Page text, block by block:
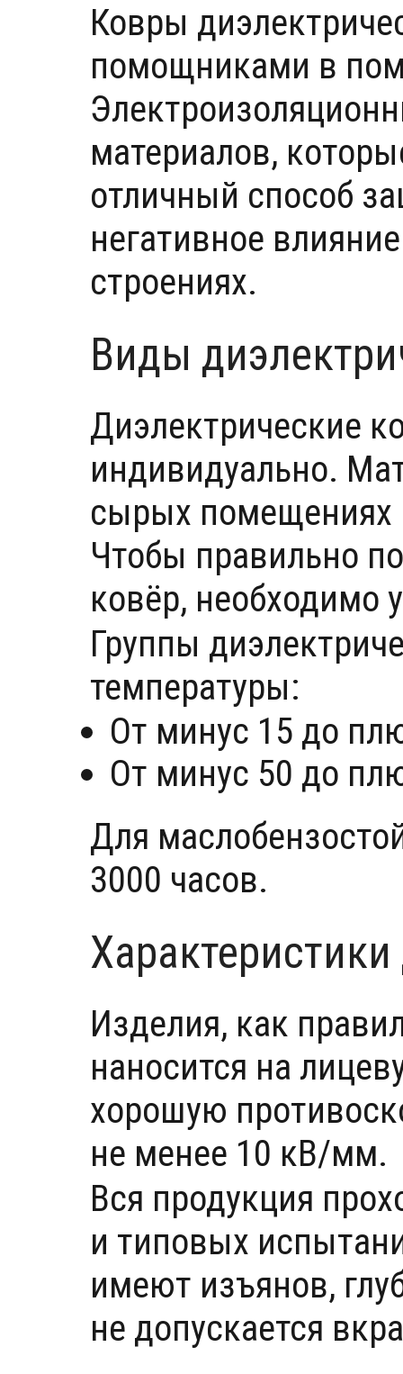
Ковры
помощниками в
материалов,
отличный способ
негативное
строениях.
Виды
Диэлектрические
индивидуально.
сырых помещениях
Чтобы правильно
ковёр, необходимо
Группы
температуры:
От минус 15 до
От минус 50 до
Для
3000 часов.
Изделия, как
наносится на
хорошую
не менее 10 кВ/мм.
Вся продукция
и типовых
имеют изъянов,
не допускается